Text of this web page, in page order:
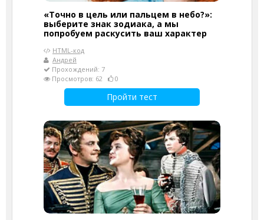
«Точно в цель или пальцем в небо?»:
выберите знак зодиака, а мы
попробуем раскусить ваш характер
HTML-код
Андрей
Прохождений: 7
Просмотров: 62
0
Пройти тест